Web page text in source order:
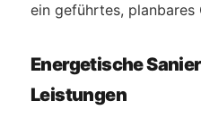
ein geführtes, planbares
Energetische
Leistungen